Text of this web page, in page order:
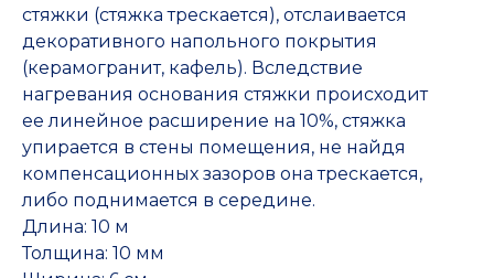
стяжки (стяжка трескается), отслаивается
декоративного напольного покрытия
(керамогранит, кафель). Вследствие
нагревания основания стяжки происходит
ее линейное расширение на 10%, стяжка
упирается в стены помещения, не найдя
компенсационных зазоров она трескается,
либо поднимается в середине.
Длина: 10 м
Толщина: 10 мм